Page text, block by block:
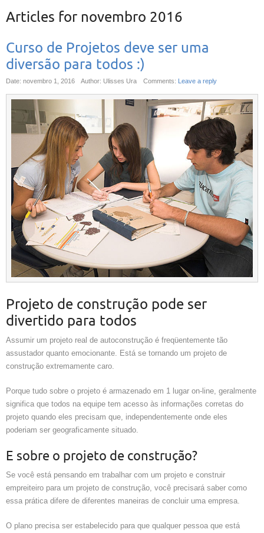
Articles for novembro 2016
Curso de Projetos deve ser uma
diversão para todos :)
Date: novembro 1, 2016 Author: Ulisses Ura Comments: Leave a reply
Projeto de construção pode ser
divertido para todos
Assumir um projeto real de autoconstrução é freqüentemente tão
assustador quanto emocionante. Está se tornando um projeto de
construção extremamente caro.
Porque tudo sobre o projeto é armazenado em 1 lugar on-line, geralmente
significa que todos na equipe tem acesso às informações corretas do
projeto quando eles precisam que, independentemente onde eles
poderiam ser geograficamente situado.
E sobre o projeto de construção?
Se você está pensando em trabalhar com um projeto e construir
empreiteiro para um projeto de construção, você precisará saber como
essa prática difere de diferentes maneiras de concluir uma empresa.
O plano precisa ser estabelecido para que qualquer pessoa que está